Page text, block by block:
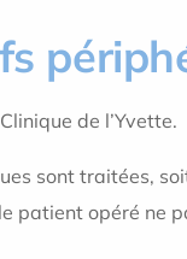
de l’Yvette.
sont traitées,
opéré ne